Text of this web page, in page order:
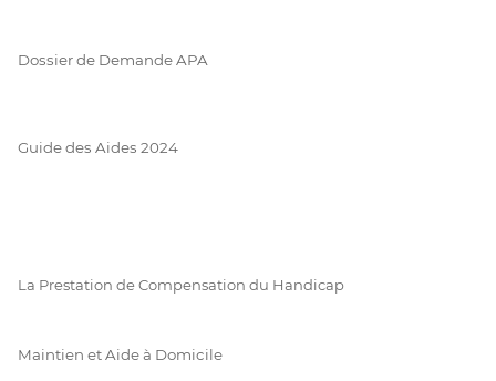
Dossier de Demande APA
Guide des Aides 2024
La Prestation de Compensation du Handicap
Maintien et Aide à Domicile